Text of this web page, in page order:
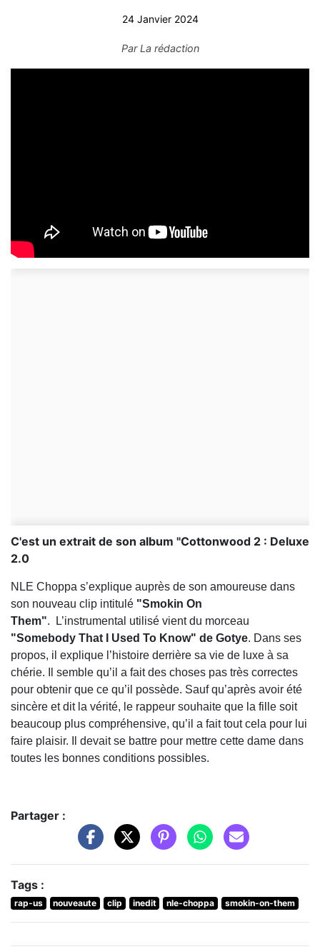
24 Janvier 2024
ParLa rédaction
C'est un extrait de son album "Cottonwood 2 : Deluxe
2.0
NLE Choppa s’explique auprès de son amoureuse dans
son nouveau clip intitulé "Smokin On
Them". L’instrumental utilisé vient du morceau
"Somebody That I Used To Know" de Gotye. Dans ses
propos, il explique l’histoire derrière sa vie de luxe à sa
chérie. Il semble qu’il a fait des choses pas très correctes
pour obtenir que ce qu’il possède. Sauf qu’après avoir été
sincère et dit la vérité, le rappeur souhaite que la fille soit
beaucoup plus compréhensive, qu’il a fait tout cela pour lui
faire plaisir. Il devait se battre pour mettre cette dame dans
toutes les bonnes conditions possibles.
Partager :
Tags :
rap-us nouveaute clip inedit nle-choppa smokin-on-them